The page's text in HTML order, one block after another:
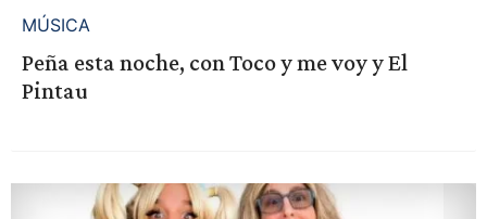
MÚSICA
Peña esta noche, con Toco y me voy y El
Pintau